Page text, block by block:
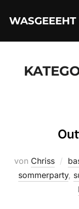
InhaltWASGEEEHT
von Chriss
sommerparty,